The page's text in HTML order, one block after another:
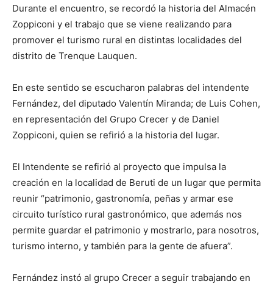
Durante el encuentro, se recordó la historia del Almacén
Zoppiconi y el trabajo que se viene realizando para
promover el turismo rural en distintas localidades del
distrito de Trenque Lauquen.
En este sentido se escucharon palabras del intendente
Fernández, del diputado Valentín Miranda; de Luis Cohen,
en representación del Grupo Crecer y de Daniel
Zoppiconi, quien se refirió a la historia del lugar.
El Intendente se refirió al proyecto que impulsa la
creación en la localidad de Beruti de un lugar que permita
reunir “patrimonio, gastronomía, peñas y armar ese
circuito turístico rural gastronómico, que además nos
permite guardar el patrimonio y mostrarlo, para nosotros,
turismo interno, y también para la gente de afuera”.
Fernández instó al grupo Crecer a seguir trabajando en